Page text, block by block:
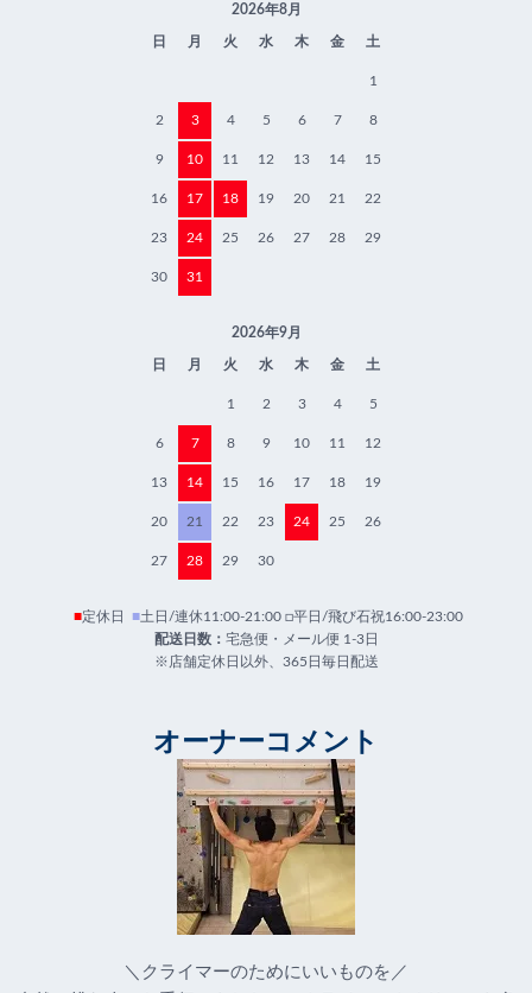
2026年8月
日 月 火 水 木 金 土
1
2 3 4 5 6 7 8
9 10 11 12 13 14 15
16 17 18 19 20 21 22
23 24 25 26 27 28 29
30 31
2026年9月
日 月 火 水 木 金 土
1 2 3 4 5
6 7 8 9 10 11 12
13 14 15 16 17 18 19
20 21 22 23 24 25 26
27 28 29 30
■定休日 ■土日/連休11:00-21:00 □平日/飛び石祝16:00-23:00
配送日数： 宅急便・メール便 1-3日
※店舗定休日以外、365日毎日配送
オーナーコメント
＼クライマーのためにいいものを／